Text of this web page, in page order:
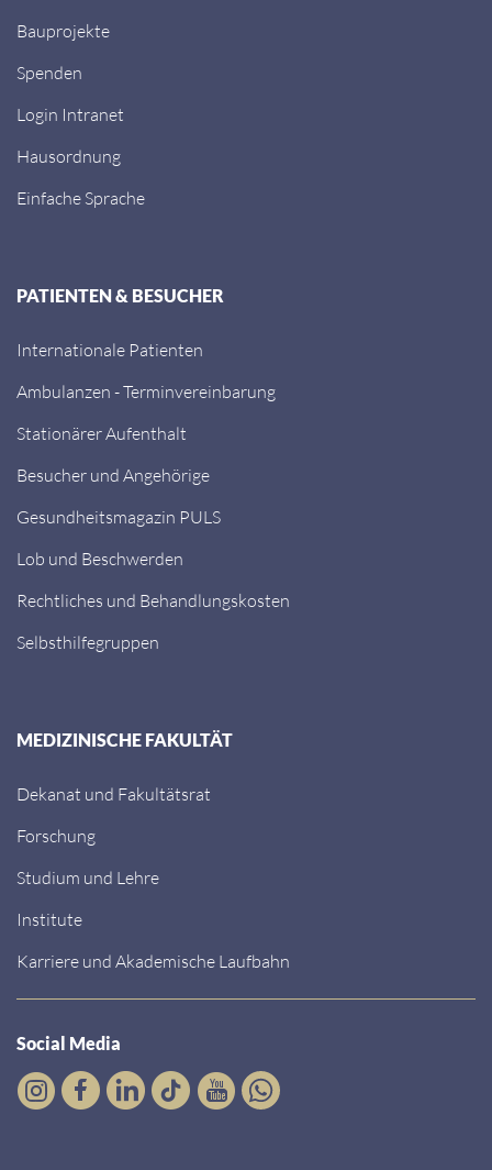
Bauprojekte
Spenden
Login Intranet
Hausordnung
Einfache Sprache
PATIENTEN & BESUCHER
Internationale Patienten
Ambulanzen - Terminvereinbarung
Stationärer Aufenthalt
Besucher und Angehörige
Gesundheitsmagazin PULS
Lob und Beschwerden
Rechtliches und Behandlungskosten
Selbsthilfegruppen
MEDIZINISCHE FAKULTÄT
Dekanat und Fakultätsrat
Forschung
Studium und Lehre
Institute
Karriere und Akademische Laufbahn
Social Media